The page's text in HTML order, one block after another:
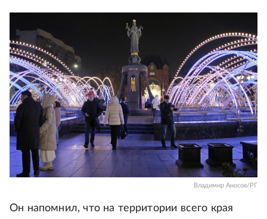
Владимир Аносов/РГ
Он напомнил, что на территории всего края